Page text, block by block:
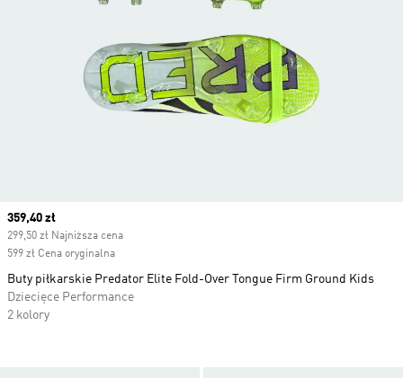
Current price
359,40 zł
299,50 zł Najniższa cena
599 zł Cena oryginalna
Buty piłkarskie Predator Elite Fold-Over Tongue Firm Ground Kids
Dziecięce Performance
2 kolory